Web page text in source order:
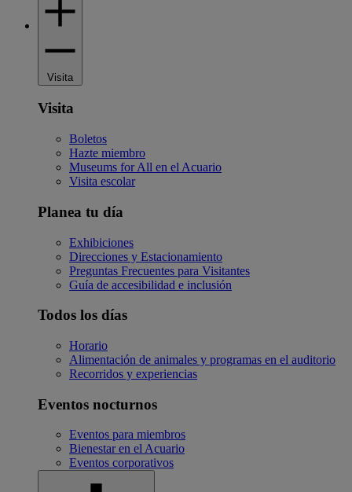
Visita
Visita
Boletos
Hazte miembro
Museums for All en el Acuario
Visita escolar
Planea tu día
Exhibiciones
Direcciones y Estacionamiento
Preguntas Frecuentes para Visitantes
Guía de accesibilidad e inclusión
Todos los días
Horario
Alimentación de animales y programas en el auditorio
Recorridos y experiencias
Eventos nocturnos
Eventos para miembros
Bienestar en el Acuario
Eventos corporativos